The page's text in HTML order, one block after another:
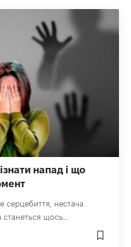
напад і що
нестача
станеться щось…